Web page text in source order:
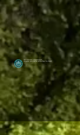
Басейнове управління
водних ресурсів річок Прут та Сірет